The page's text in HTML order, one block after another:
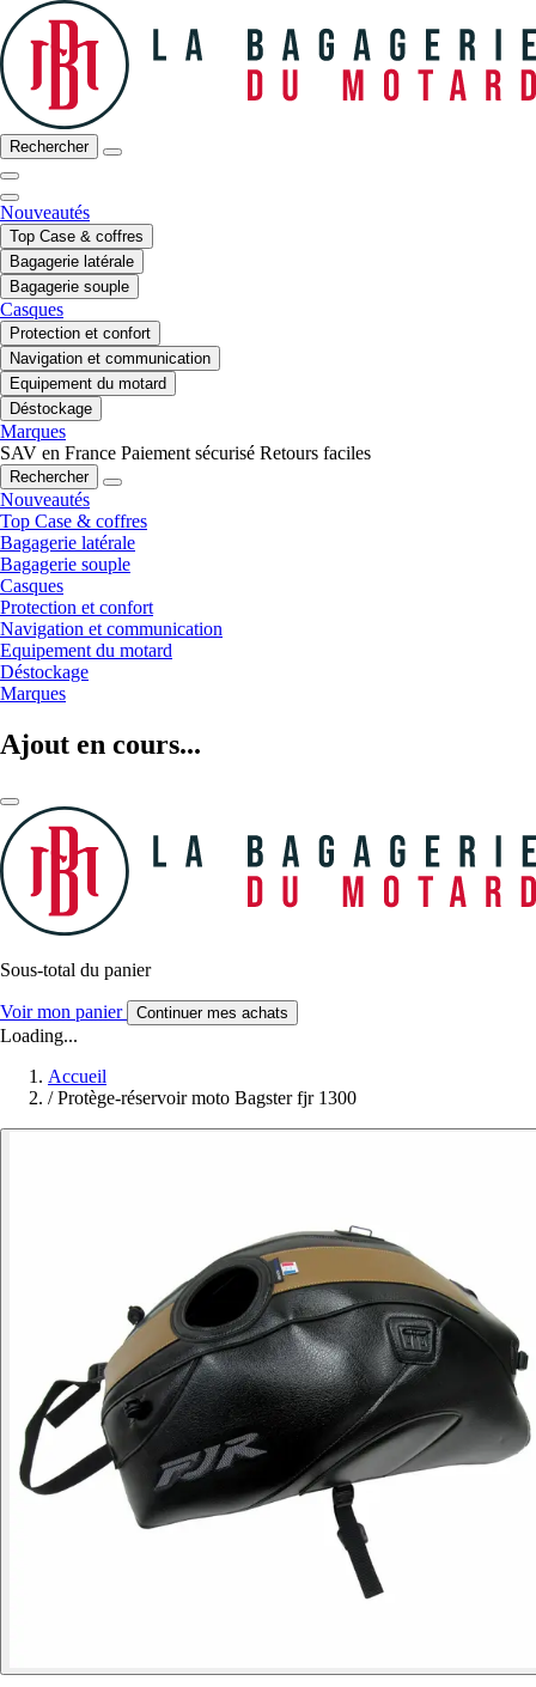
Rechercher
Nouveautés
Top Case & coffres
Bagagerie latérale
Bagagerie souple
Casques
Protection et confort
Navigation et communication
Equipement du motard
Déstockage
Marques
SAV en France Paiement sécurisé Retours faciles
Rechercher
Nouveautés
Top Case & coffres
Bagagerie latérale
Bagagerie souple
Casques
Protection et confort
Navigation et communication
Equipement du motard
Déstockage
Marques
Ajout en cours...
Sous-total du panier
Voir mon panier Continuer mes achats
Loading...
Accueil
/ Protège-réservoir moto Bagster fjr 1300